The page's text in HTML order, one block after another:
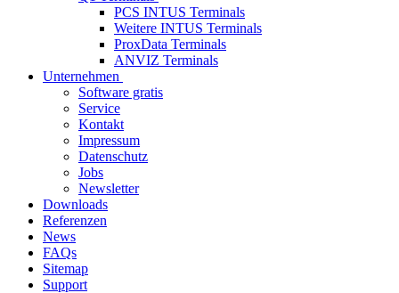
PCS INTUS Terminals
Weitere INTUS Terminals
ProxData Terminals
ANVIZ Terminals
Unternehmen
Software gratis
Service
Kontakt
Impressum
Datenschutz
Jobs
Newsletter
Downloads
Referenzen
News
FAQs
Sitemap
Support